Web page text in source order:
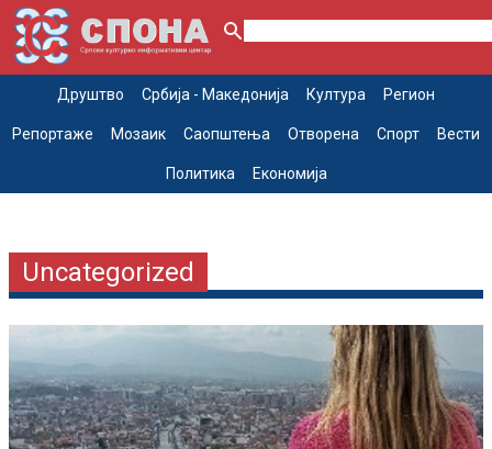
Друштво Србија - Македонија Култура Регион
Репортаже Мозаик Саопштења Отворена Спорт Вести
Политика Економија
Uncategorized